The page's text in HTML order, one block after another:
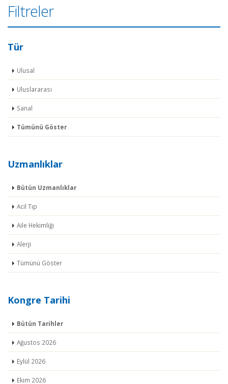
Filtreler
Tür
Ulusal
Uluslararası
Sanal
Tümünü Göster
Uzmanlıklar
Bütün Uzmanlıklar
Acil Tıp
Aile Hekimliği
Alerji
Tümünü Göster
Kongre Tarihi
Bütün Tarihler
Ağustos 2026
Eylül 2026
Ekim 2026